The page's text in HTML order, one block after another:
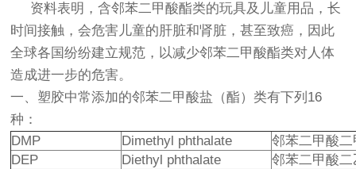
资料表明，含邻苯二甲酸酯类的玩具及儿童用品，长
时间接触，会危害儿童的肝脏和肾脏，甚至致癌，因此
全球各国纷纷建立规范，以减少邻苯二甲酸酯类对人体
造成进一步的危害。
一、塑胶中常添加的邻苯二甲酸盐（酯）类有下列16
种：
DMP
Dimethyl phthalate
邻苯二甲酸
DEP
Diethyl phthalate
邻苯二甲酸